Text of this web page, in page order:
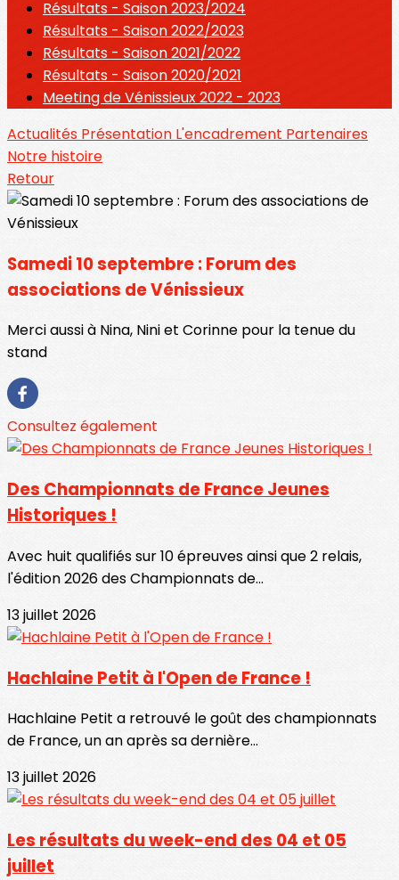
Résultats - Saison 2023/2024
Résultats - Saison 2022/2023
Résultats - Saison 2021/2022
Résultats - Saison 2020/2021
Meeting de Vénissieux 2022 - 2023
Actualités Présentation L'encadrement Partenaires
Notre histoire
Retour
Samedi 10 septembre : Forum des
associations de Vénissieux
Merci aussi à Nina, Nini et Corinne pour la tenue du
stand
Consultez également
Des Championnats de France Jeunes
Historiques !
Avec huit qualifiés sur 10 épreuves ainsi que 2 relais,
l'édition 2026 des Championnats de...
13 juillet 2026
Hachlaine Petit à l'Open de France !
Hachlaine Petit a retrouvé le goût des championnats
de France, un an après sa dernière...
13 juillet 2026
Les résultats du week-end des 04 et 05
juillet